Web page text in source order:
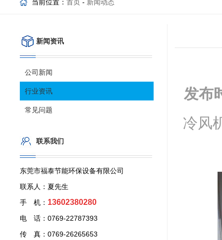
当前位置： 首页 - 新闻动态
发布
冷风
新闻资讯
公司新闻
行业资讯
常见问题
联系我们
东莞市福泰节能环保设备有限公司
联系人：夏先生
手 机： 13602380280
电 话：0769-22787393
传 真：0769-26265653